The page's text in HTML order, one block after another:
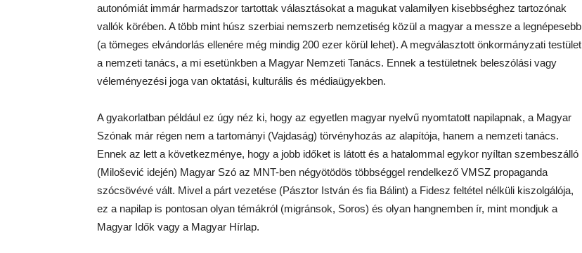
autonómiát immár harmadszor tartottak választásokat a magukat valamilyen kisebbséghez tartozónak
vallók körében. A több mint húsz szerbiai nemszerb nemzetiség közül a magyar a messze a legnépesebb
(a tömeges elvándorlás ellenére még mindig 200 ezer körül lehet). A megválasztott önkormányzati testület
a nemzeti tanács, a mi esetünkben a Magyar Nemzeti Tanács. Ennek a testületnek beleszólási vagy
véleményezési joga van oktatási, kulturális és médiaügyekben.
A gyakorlatban például ez úgy néz ki, hogy az egyetlen magyar nyelvű nyomtatott napilapnak, a Magyar
Szónak már régen nem a tartományi (Vajdaság) törvényhozás az alapítója, hanem a nemzeti tanács.
Ennek az lett a következménye, hogy a jobb időket is látott és a hatalommal egykor nyíltan szembeszálló
(Milošević idején) Magyar Szó az MNT-ben négyötödös többséggel rendelkező VMSZ propaganda
szócsövévé vált. Mivel a párt vezetése (Pásztor István és fia Bálint) a Fidesz feltétel nélküli kiszolgálója,
ez a napilap is pontosan olyan témákról (migránsok, Soros) és olyan hangnemben ír, mint mondjuk a
Magyar Idők vagy a Magyar Hírlap.